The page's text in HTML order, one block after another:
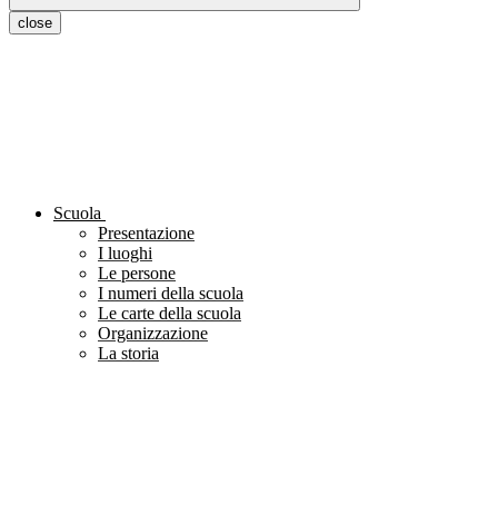
close
Scuola
Presentazione
I luoghi
Le persone
I numeri della scuola
Le carte della scuola
Organizzazione
La storia